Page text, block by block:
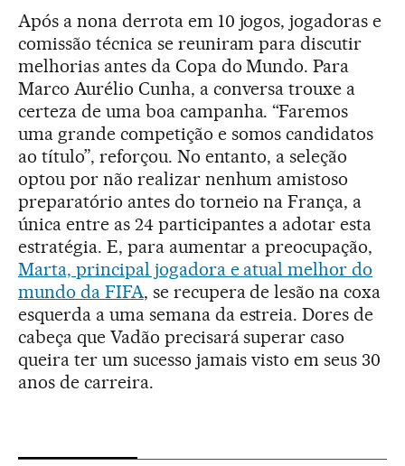
Após a nona derrota em 10 jogos, jogadoras e
comissão técnica se reuniram para discutir
melhorias antes da Copa do Mundo. Para
Marco Aurélio Cunha, a conversa trouxe a
certeza de uma boa campanha. “Faremos
uma grande competição e somos candidatos
ao título”, reforçou. No entanto, a seleção
optou por não realizar nenhum amistoso
preparatório antes do torneio na França, a
única entre as 24 participantes a adotar esta
estratégia. E, para aumentar a preocupação,
Marta, principal jogadora e atual melhor do
mundo da FIFA, se recupera de lesão na coxa
esquerda a uma semana da estreia. Dores de
cabeça que Vadão precisará superar caso
queira ter um sucesso jamais visto em seus 30
anos de carreira.